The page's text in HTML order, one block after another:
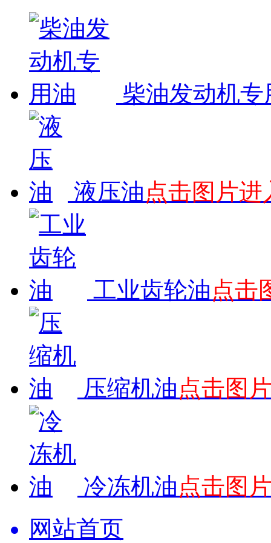
柴油发动机专
液压油点击图片进
工业齿轮油点击
压缩机油点击图
冷冻机油点击图
网站首页